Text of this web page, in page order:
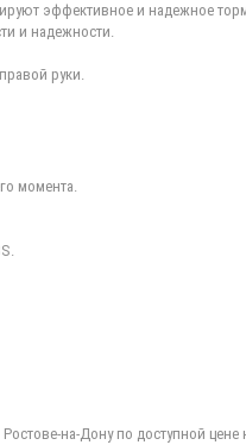
эффективное и надежное
и надежности.
руки.
момента.
на-Дону по доступной цене